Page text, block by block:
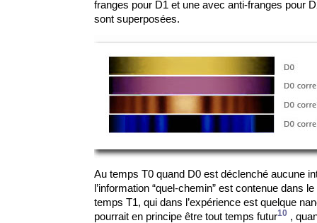
franges pour D1 et une avec anti-franges pour
sont superposées.
Au temps T0 quand D0 est déclenché aucune
l’information “quel-chemin” est contenue dans
temps T1, qui dans l’expérience est quelque
pourrait en principe être tout temps futur10 ,